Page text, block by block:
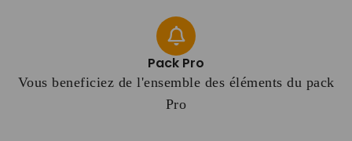
Pack Pro
Vous beneficiez de l'ensemble des éléments du pack
Pro​